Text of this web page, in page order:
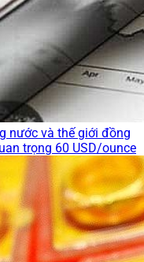
nước và thế giới đồng
trọng 60 USD/ounce